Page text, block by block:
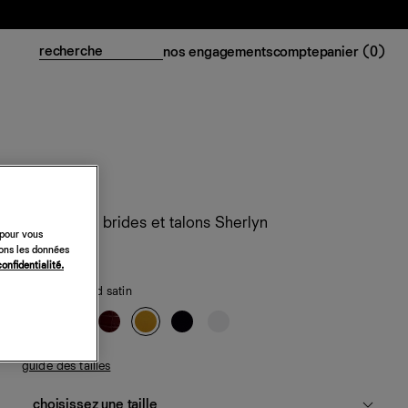
nos engagementscomptepanier (0)
Sandales à brides et talons Sherlyn
348 €
honey mustard satin
guide des tailles
vous
les données